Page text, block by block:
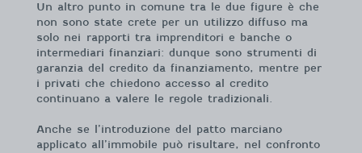
Un altro punto in comune tra le due figure è che
non sono state crete per un utilizzo diffuso ma
solo nei rapporti tra imprenditori e banche o
intermediari finanziari: dunque sono strumenti di
garanzia del credito da finanziamento, mentre per
i privati che chiedono accesso al credito
continuano a valere le regole tradizionali.
Anche se l’introduzione del patto marciano
applicato all’immobile può risultare, nel confronto